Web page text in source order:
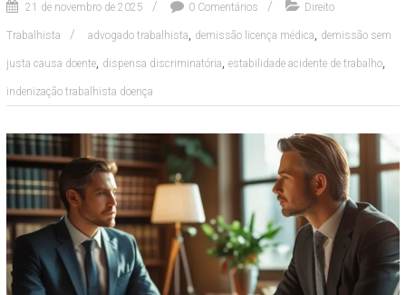
21 de novembro de 2025 0 Comentários Direito
Trabalhista advogado trabalhista, demissão licença médica, demissão sem
justa causa doente, dispensa discriminatória, estabilidade acidente de trabalho,
indenização trabalhista doença